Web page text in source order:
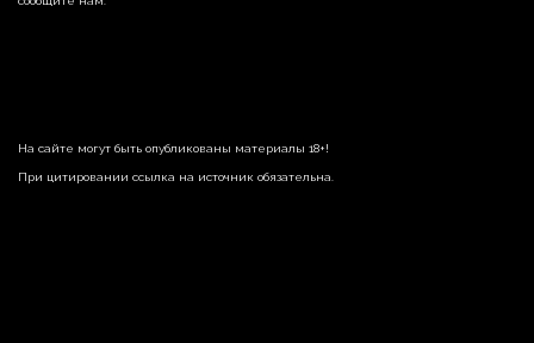
На сайте могут быть опубликованы материалы 18+!
При цитировании ссылка на источник обязательна.